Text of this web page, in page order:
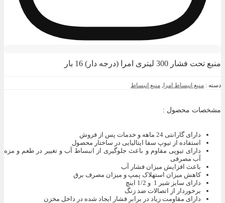
منبع تحت فشار 300 لیتری امرا (درجه دار) 16 بار
دسته : منبع انبساط امرا منبع انبساط
مشخصات محصول :
دارای گارانتی 24 ماهه و خدمات پس از فروش
استفاده از تیوپ سفا ایتالیایی در ساختار محصول
دارای تیوپی مقاوم و باعث جلوگیری از انبساط آب و تغییر در طعم و مزه
آب مصرفی
باعث افزایش میزان فشار آب
کاهش میزان استهلاک پمپ و میزان مصرف برق
دارای سایز شیر 1 و 1/2 اینچ
برخوردار از اتصالات ضد زنگ
دارای مقاومت زیاد در برابر فشار ایجاد شده در داخل مخزن